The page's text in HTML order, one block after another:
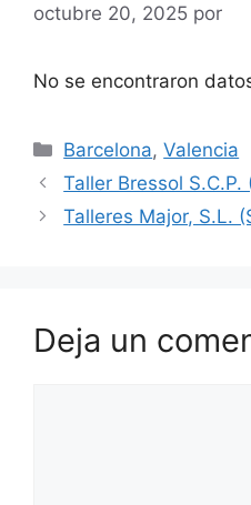
octubre 20, 2025 por
No se encontraron
Categorías
Barcelona,Valencia
Taller Bressol
Talleres Major, S.L.
Deja un